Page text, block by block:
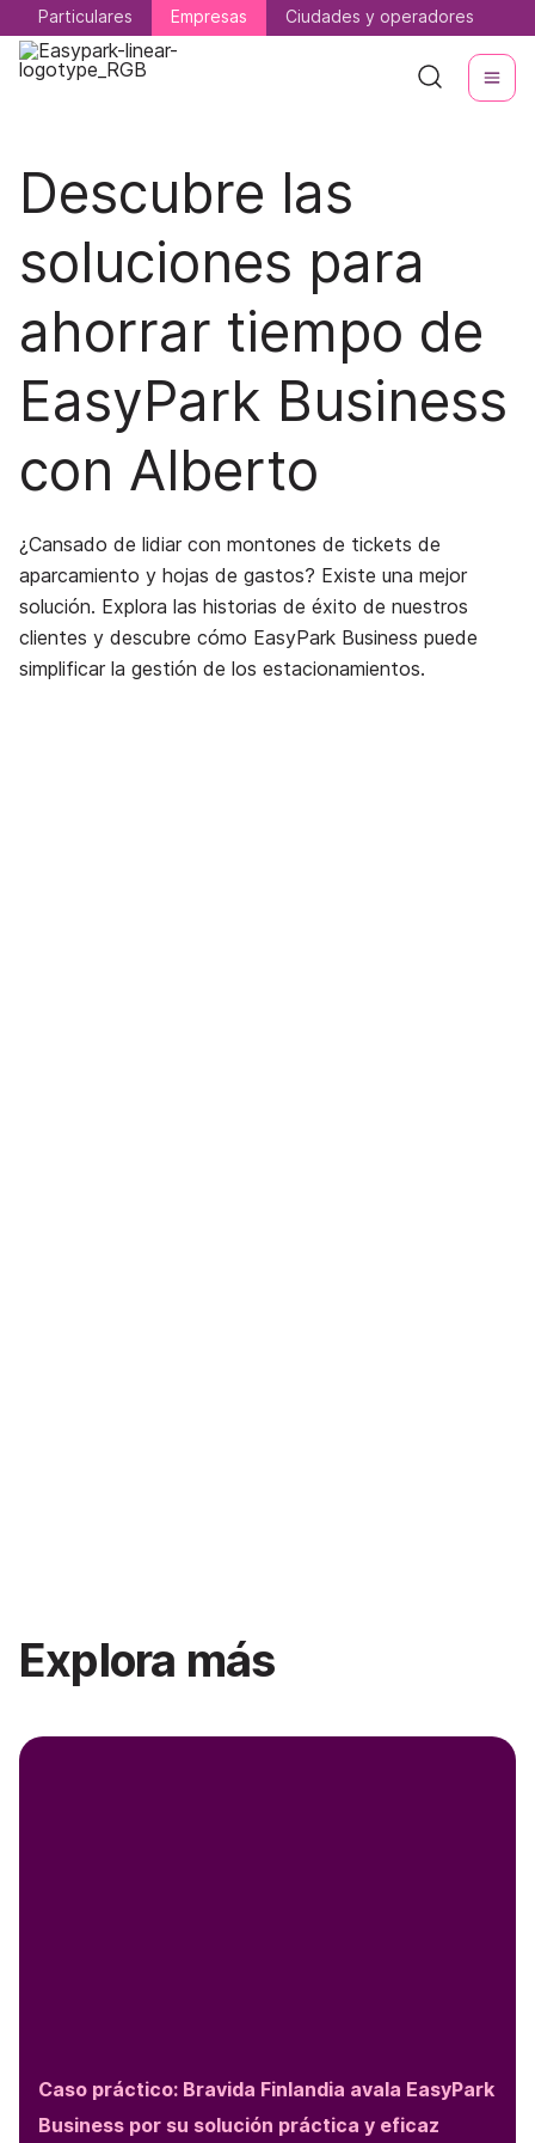
Particulares Empresas Ciudades y operadores
Particulares Empresas Ciudades y operadores
Descubre las
soluciones para
ahorrar tiempo de
EasyPark Business
con Alberto
¿Cansado de lidiar con montones de tickets de
aparcamiento y hojas de gastos? Existe una mejor
solución. Explora las historias de éxito de nuestros
clientes y descubre cómo EasyPark Business puede
simplificar la gestión de los estacionamientos.
Explora más
Caso práctico: Bravida Finlandia avala EasyPark
Business por su solución práctica y eficaz